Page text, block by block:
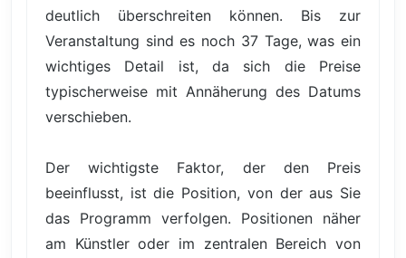
deutlich überschreiten können. Bis zur
Veranstaltung sind es noch 37 Tage, was ein
wichtiges Detail ist, da sich die Preise
typischerweise mit Annäherung des Datums
verschieben.
Der wichtigste Faktor, der den Preis
beeinflusst, ist die Position, von der aus Sie
das Programm verfolgen. Positionen näher
am Künstler oder im zentralen Bereich von